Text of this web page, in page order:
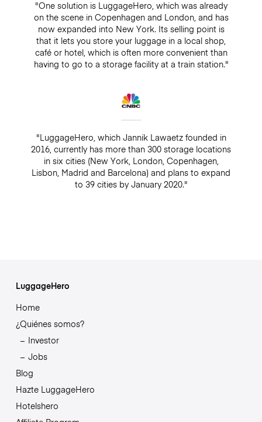
"One solution is LuggageHero, which was already
on the scene in Copenhagen and London, and has
now expanded into New York. Its selling point is
that it lets you store your luggage in a local shop,
café or hotel, which is often more convenient than
having to go to a storage facility at a train station."
"LuggageHero, which Jannik Lawaetz founded in
2016, currently has more than 300 storage locations
in six cities (New York, London, Copenhagen,
Lisbon, Madrid and Barcelona) and plans to expand
to 39 cities by January 2020."
LuggageHero
Home
¿Quiénes somos?
Investor
Jobs
Blog
Hazte LuggageHero
Hotelshero